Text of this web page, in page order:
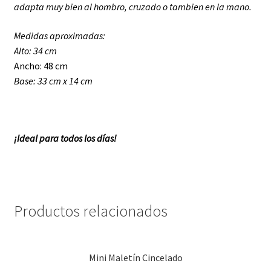
adapta muy bien al hombro, cruzado o tambien en la mano.
Medidas aproximadas:
Alto: 34 cm
Ancho: 48 cm
Base: 33 cm x 14 cm
¡Ideal para todos los días!
Productos relacionados
Mini Maletín Cincelado